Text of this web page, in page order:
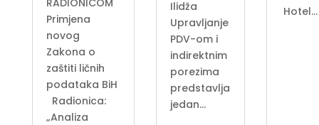
RADIONICOM
Primjena
novog
Zakona o
zaštiti ličnih
podataka BiH
Radionica:
„Analiza
Ilidža
Upravljanje
PDV-om i
indirektnim
porezima
predstavlja
jedan…
Hotel…